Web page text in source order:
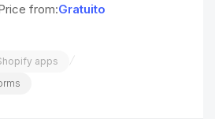
from:Gratuito
apps /